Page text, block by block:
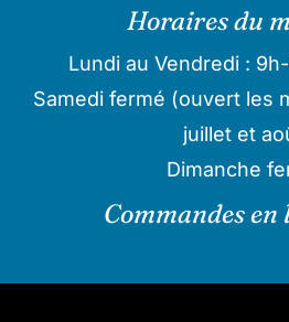
Horaires du
Lundi au Vendredi :
Samedi fermé (ouvert les
juillet et
Dimanche
Commandes